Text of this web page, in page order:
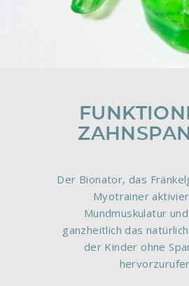
Der Bionator, das
Myotrainer
Mundmuskulatur
ganzheitlich das
der Kinder ohne